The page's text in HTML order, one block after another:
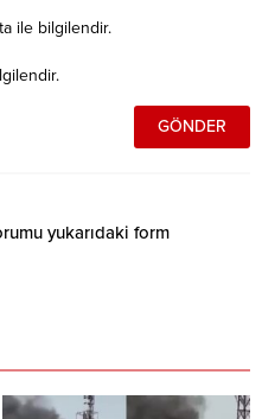
ile bilgilendir.
yukarıdaki form